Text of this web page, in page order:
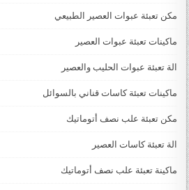
مكن تعبئة عبوات العصير الطبيعي
ماكينات تعبئة عبوات العصير
الة تعبئة عبوات الحليب والعصير
ماكينات تعبئة كاسات قناني بالسوائل
مكن تعبئة علب نصف أتوماتيك
الة تعبئة كاسات العصير
ماكينة تعبئة علب نصف أتوماتيك